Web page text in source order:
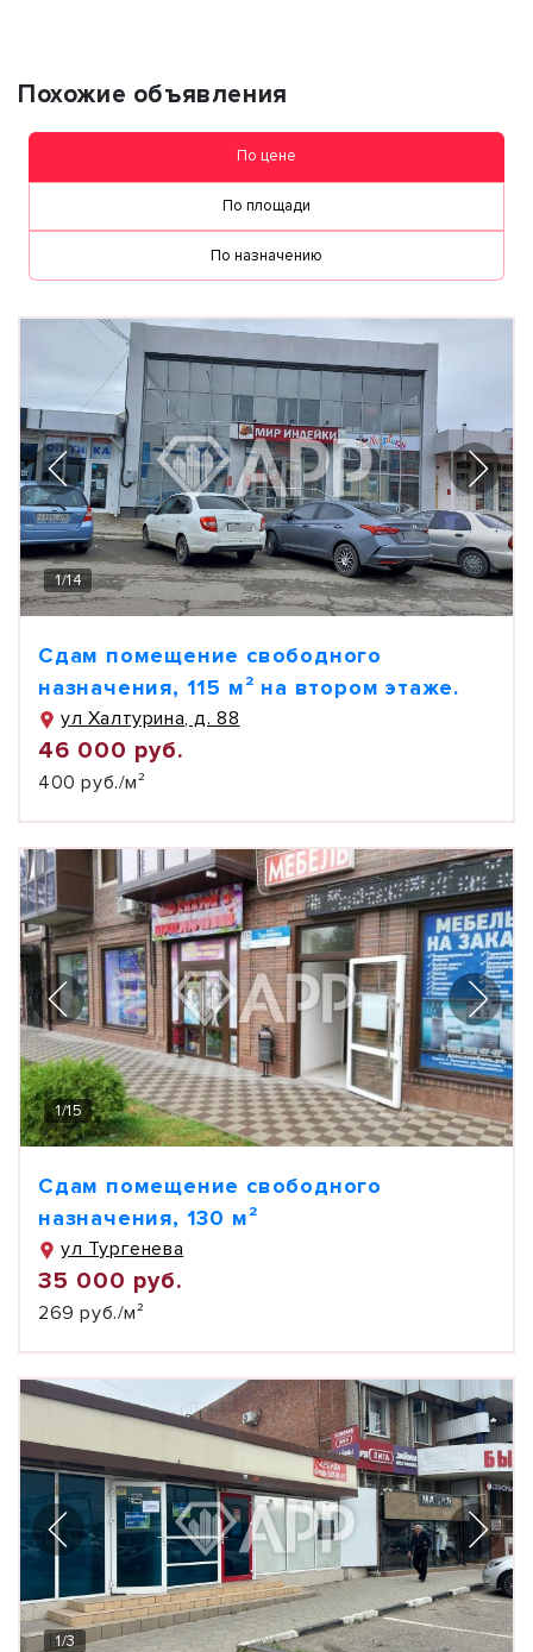
Похожие объявления
По цене
По площади
По назначению
1/14
Сдам помещение свободного
назначения, 115 м² на втором этаже.
ул Халтурина, д. 88
46 000 руб.
400 руб./м²
1/15
Сдам помещение свободного
назначения, 130 м²
ул Тургенева
35 000 руб.
269 руб./м²
1/3